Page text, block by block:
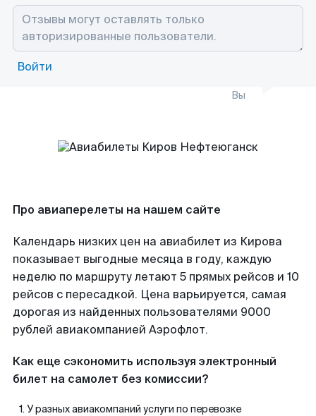
Войти
Вы
Про авиаперелеты на нашем сайте
Календарь низких цен на авиабилет из Кирова
показывает выгодные месяца в году, каждую
неделю по маршруту летают 5 прямых рейсов и 10
рейсов с пересадкой. Цена варьируется, самая
дорогая из найденных пользователями 9000
рублей авиакомпанией Аэрофлот.
Как еще сэкономить используя электронный
билет на самолет без комиссии?
У разных авиакомпаний услуги по перевозке